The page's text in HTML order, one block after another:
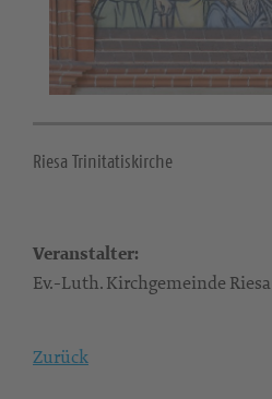
Riesa Trinitatiskirche
Veranstalter:
Ev.-Luth. Kirchgemeinde Riesa
Zurück